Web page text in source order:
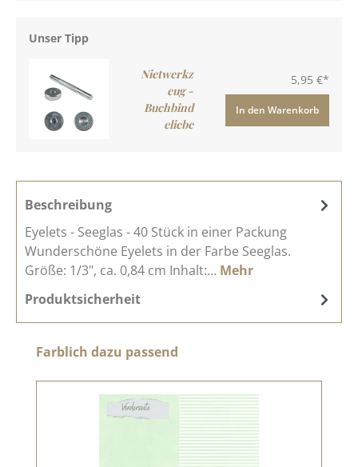
Unser Tipp
Nietwerkz
eug -
Buchbind
eliebe
5,95 €*
In den Warenkorb
Beschreibung
Eyelets - Seeglas - 40 Stück in einer Packung
Wunderschöne Eyelets in der Farbe Seeglas.
Größe: 1/3", ca. 0,84 cm Inhalt:… Mehr
Produktsicherheit
Produktgalerie überspringen
Farblich dazu passend